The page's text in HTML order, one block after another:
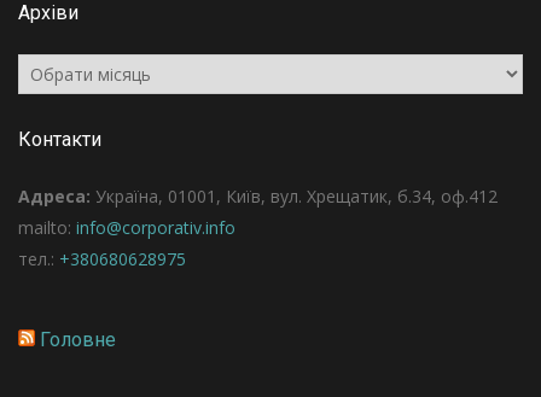
Архіви
Архіви
Контакти
Адреса: Україна, 01001, Київ, вул. Хрещатик, б.34, оф.412
mailto: info@corporativ.info
тел.: +380680628975
Головне